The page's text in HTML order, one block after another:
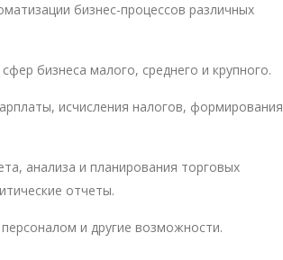
бизнес-процессов различных
бизнеса малого, среднего и крупного.
исчисления налогов, формирования
анализа и планирования торговых
отчеты.
и другие возможности.